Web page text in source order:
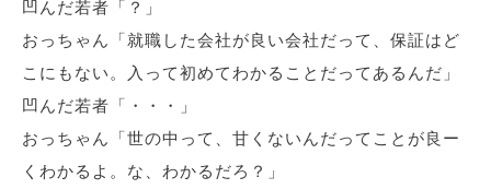
凹んだ若者「？」
おっちゃん「就職した会社が良い会社だって、保証はど
こにもない。入って初めてわかることだってあるんだ」
凹んだ若者「・・・」
おっちゃん「世の中って、甘くないんだってことが良ー
くわかるよ。な、わかるだろ？」